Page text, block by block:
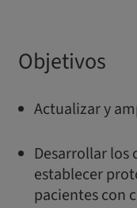
Objetivos
Actualizar y
Desarrollar
establecer
pacientes con